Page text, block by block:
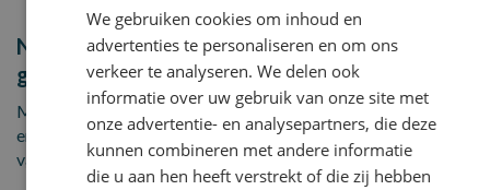
Nog niet de juiste vacature
gevonden?
Maak een Job alert aan en wij laten het direct weten wanneer
er een
vacature beschikbaar komt!
We gebruiken cookies om inhoud en
advertenties te personaliseren en om ons
verkeer te analyseren. We delen ook
informatie over uw gebruik van onze site met
onze advertentie- en analysepartners, die deze
kunnen combineren met andere informatie
die u aan hen heeft verstrekt of die zij hebben